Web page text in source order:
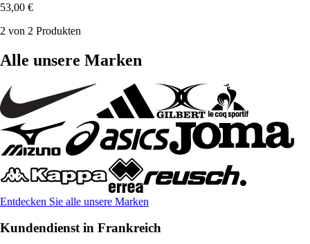
53,00 €
2 von 2 Produkten
Alle unsere Marken
Entdecken Sie alle unsere Marken
Kundendienst in Frankreich